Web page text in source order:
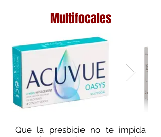
Multifocales
Que la presbicie no te impida